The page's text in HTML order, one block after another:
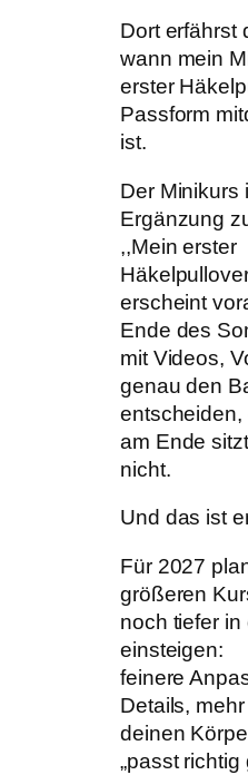
Dort erfährst
wann mein
erster
Passform
ist.
Der Minikurs
Ergänzung
,,Mein erster
erscheint
Ende des
mit Videos,
genau den
entscheiden,
am Ende
nicht.
Und das ist
Für 2027
größeren
noch tiefer in
einsteigen:
feinere
Details,
deinen
„passt richtig